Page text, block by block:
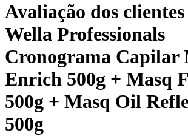
Avaliação dos
Wella Professionals
Cronograma Capilar
Enrich 500g + Masq
500g + Masq Oil
500g